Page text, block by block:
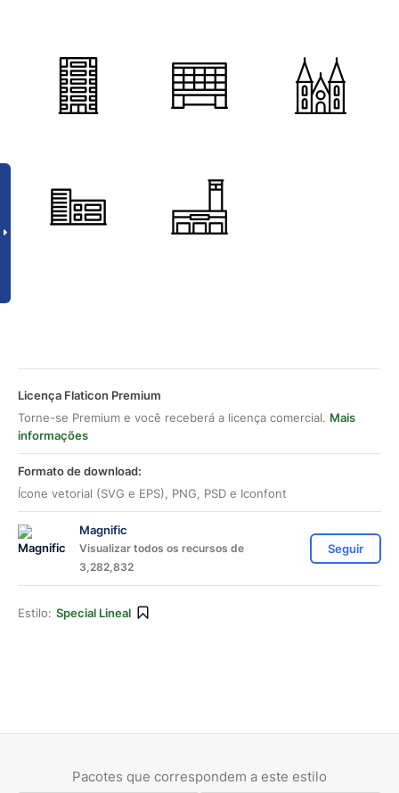
Licença Flaticon Premium
Torne-se Premium e você receberá a licença comercial. Mais
informações
Formato de download:
Ícone vetorial (SVG e EPS), PNG, PSD e Iconfont
Magnific
Visualizar todos os recursos de
3,282,832
Seguir
Estilo: Special Lineal
Pacotes que correspondem a este estilo